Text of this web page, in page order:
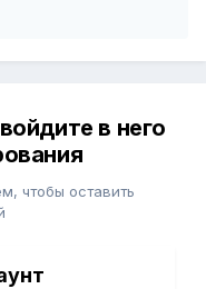
в него
чтобы оставить